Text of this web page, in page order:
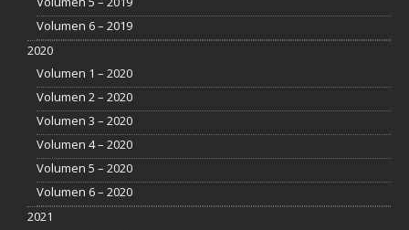
Volumen 6 – 2019
2020
Volumen 1 – 2020
Volumen 2 – 2020
Volumen 3 – 2020
Volumen 4 – 2020
Volumen 5 – 2020
Volumen 6 – 2020
2021